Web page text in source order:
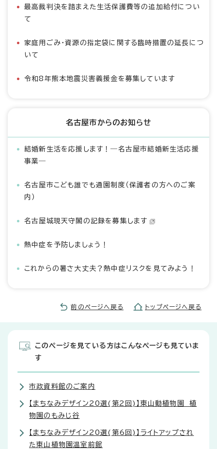
最高裁判決を踏まえた生活保護費等の追加給付につい
て
家庭用ごみ・資源の指定袋に関する臨時措置の延長につ
いて
令和8年熊本地震災害義援金を募集しています
名古屋市からのお知らせ
結婚新生活を応援します！―名古屋市結婚新生活応援
事業―
名古屋市こども誰でも通園制度（保護者の方へのご案
内）
名古屋城現天守閣の記録を募集します
熱中症を予防しましょう！
これからの暑さ大丈夫？熱中症リスクを見てみよう！
前のページへ戻る トップページへ戻る
このページを見ている方はこんなページも見ていま
す
市政資料館のご案内
【まちなみデザイン20選(第2回)】東山動植物園 植
物園のもみじ谷
【まちなみデザイン20選(第6回)】ライトアップされ
た東山植物園温室前館